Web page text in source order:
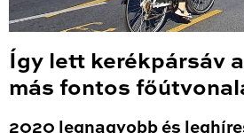
Így lett kerékpársáv
más fontos
2020 legnagyobb és